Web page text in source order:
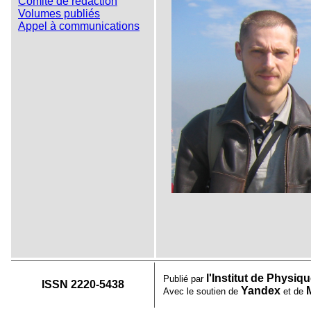
Volumes publiés
Appel à communications
ISSN 2220-5438 Publié par l'Institut de
Avec le soutien de Yandex et de